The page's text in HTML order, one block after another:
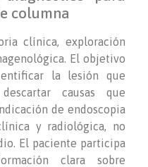
columna
clínica, exploración
El objetivo
la lesión que
causas que
de endoscopia
y radiológica, no
El paciente participa
clara sobre